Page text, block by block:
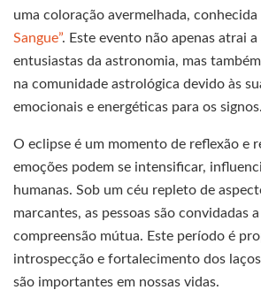
uma coloração avermelhada, conhecida
Sangue”. Este evento não apenas atrai
entusiastas da astronomia, mas
na comunidade astrológica devido às
emocionais e energéticas para os signos.
O eclipse é um momento de reflexão e
emoções podem se intensificar,
humanas. Sob um céu repleto de
marcantes, as pessoas são convidadas
compreensão mútua. Este período é
introspecção e fortalecimento dos
são importantes em nossas vidas.